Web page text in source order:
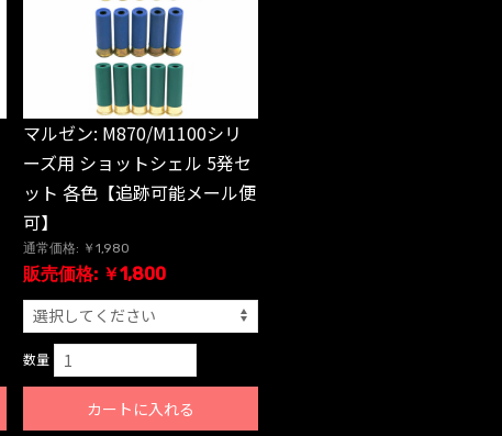
マルゼン: M870/M1100シリ
ーズ用 ショットシェル 5発セ
ット 各色【追跡可能メール便
可】
通常価格: ￥1,980
販売価格: ￥1,800
数量
カートに入れる